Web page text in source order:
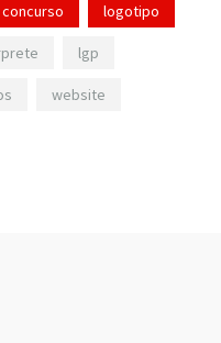
concurso logotipo
lgp
website